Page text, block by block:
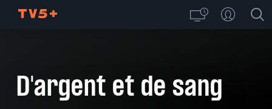
D'argent et de sang